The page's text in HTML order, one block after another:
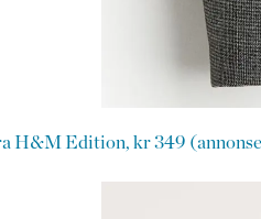
H&M Edition, kr 349